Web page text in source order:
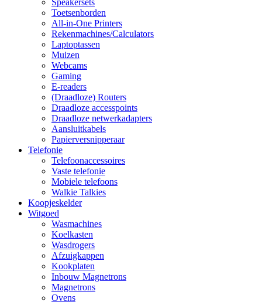
Speakersets
Toetsenborden
All-in-One Printers
Rekenmachines/Calculators
Laptoptassen
Muizen
Webcams
Gaming
E-readers
(Draadloze) Routers
Draadloze accesspoints
Draadloze netwerkadapters
Aansluitkabels
Papierversnipperaar
Telefonie
Telefoonaccessoires
Vaste telefonie
Mobiele telefoons
Walkie Talkies
Koopjeskelder
Witgoed
Wasmachines
Koelkasten
Wasdrogers
Afzuigkappen
Kookplaten
Inbouw Magnetrons
Magnetrons
Ovens